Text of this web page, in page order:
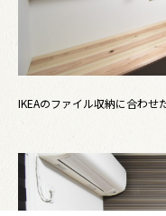
IKEAのファイル収納に合わせ